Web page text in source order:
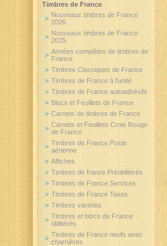
Timbres de France
Nouveaux timbres de France
2026
Nouveaux timbres de France
2025
Années complètes de timbres de
France
Timbres Classiques de France
Timbres de France à l'unité
Timbres de France autoadhésifs
Blocs et Feuillets de France
Carnets de timbres de France
Carnets et Feuillets Croix Rouge
de France
Timbres de France Poste
aérienne
Affiches
Timbres de france Préoblitérés
Timbres de France Services
Timbres de France Taxes
Timbres variétés
Timbres et blocs de France
oblitérés
Timbres de France neufs avec
charnières